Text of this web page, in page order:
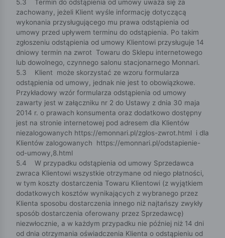
5.3 Termin do odstąpienia od umowy uważa się za
zachowany, jeżeli Klient wyśle informację dotyczącą
wykonania przysługującego mu prawa odstąpienia od
umowy przed upływem terminu do odstąpienia. Po takim
zgłoszeniu odstąpienia od umowy Klientowi przysługuje 14
dniowy termin na zwrot Towaru do Sklepu internetowego
lub dowolnego, czynnego salonu stacjonarnego Monnari.
5.3 Klient może skorzystać ze wzoru formularza
odstąpienia od umowy, jednak nie jest to obowiązkowe.
Przykładowy wzór formularza odstąpienia od umowy
zawarty jest w załączniku nr 2 do Ustawy z dnia 30 maja
2014 r. o prawach konsumenta oraz dodatkowo dostępny
jest na stronie internetowej pod adresem dla Klientów
niezalogowanych https://emonnari.pl/zglos-zwrot.html i dla
Klientów zalogowanych https://emonnari.pl/odstapienie-
od-umowy,8.html
5.4 W przypadku odstąpienia od umowy Sprzedawca
zwraca Klientowi wszystkie otrzymane od niego płatności,
w tym koszty dostarczenia Towaru Klientowi (z wyjątkiem
dodatkowych kosztów wynikających z wybranego przez
Klienta sposobu dostarczenia innego niż najtańszy zwykły
sposób dostarczenia oferowany przez Sprzedawcę)
niezwłocznie, a w każdym przypadku nie później niż 14 dni
od dnia otrzymania oświadczenia Klienta o odstąpieniu od